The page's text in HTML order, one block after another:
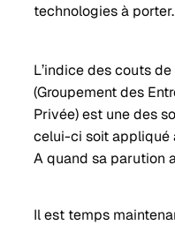
technologies à porter.
L’indice des couts
(Groupement des
Privée) est une des
celui-ci soit appliqué
A quand sa parution
Il est temps